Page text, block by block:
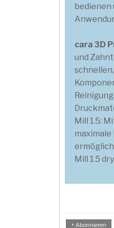
bedienen
cara 3D
und
Mill 1.5:
maximale
Mill 1.5
+ Abonnieren